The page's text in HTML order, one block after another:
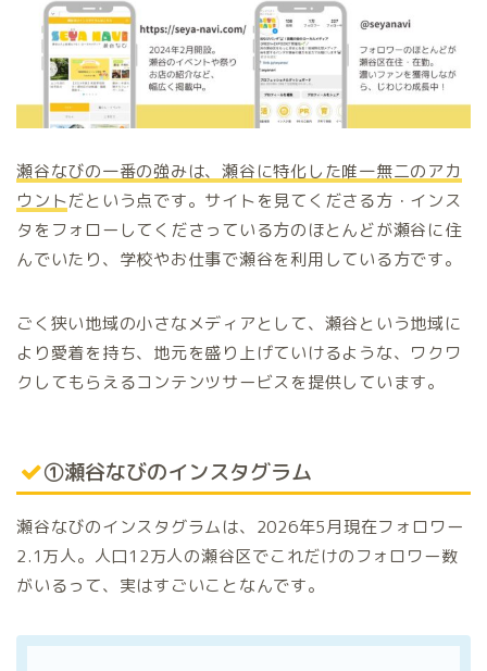
瀬谷なびの一番の強みは、瀬谷に特化した唯一無二のアカ
ウントだという点です。サイトを見てくださる方・インス
タをフォローしてくださっている方のほとんどが瀬谷に住
んでいたり、学校やお仕事で瀬谷を利用している方です。
ごく狭い地域の小さなメディアとして、瀬谷という地域に
より愛着を持ち、地元を盛り上げていけるような、ワクワ
クしてもらえるコンテンツサービスを提供しています。
①瀬谷なびのインスタグラム
瀬谷なびのインスタグラムは、2026年5月現在フォロワー
2.1万人。人口12万人の瀬谷区でこれだけのフォロワー数
がいるって、実はすごいことなんです。